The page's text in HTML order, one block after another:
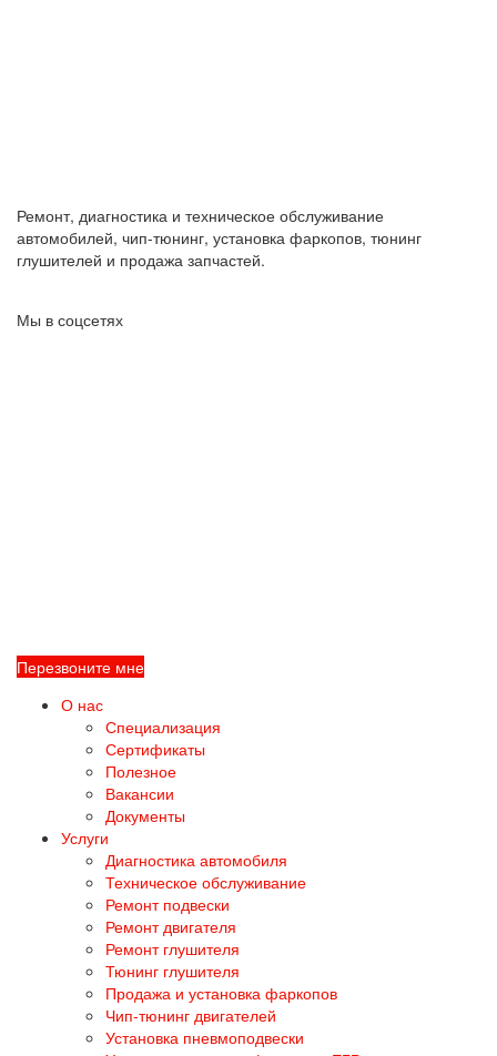
Ремонт, диагностика и техническое обслуживание
автомобилей, чип-тюнинг, установка фаркопов, тюнинг
глушителей и продажа запчастей.
Мы в соцсетях
Перезвоните мне
О нас
Специализация
Сертификаты
Полезное
Вакансии
Документы
Услуги
Диагностика автомобиля
Техническое обслуживание
Ремонт подвески
Ремонт двигателя
Ремонт глушителя
Тюнинг глушителя
Продажа и установка фаркопов
Чип-тюнинг двигателей
Установка пневмоподвески